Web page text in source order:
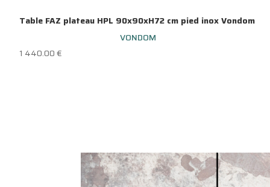
Table FAZ plateau HPL 90x90xH72 cm pied inox Vondom
VONDOM
1 440.00€